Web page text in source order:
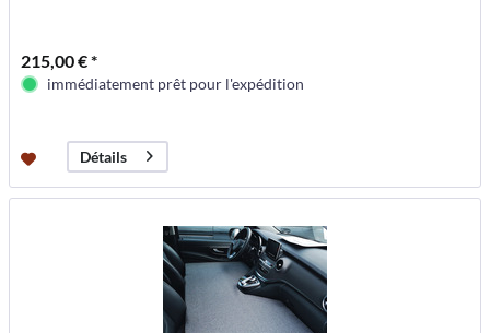
215,00 € *
immédiatement prêt pour l'expédition
Détails